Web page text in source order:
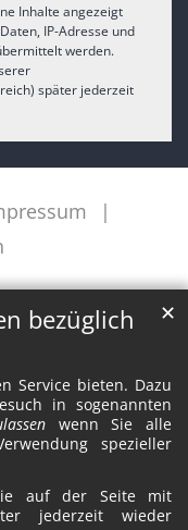
bezüglich
Service bieten. Dazu
in sogenannten
wenn Sie alle
spezieller
auf der Seite mit
jederzeit wieder
✕
Inhalte angezeigt
IP-Adresse und
werden.
später jederzeit